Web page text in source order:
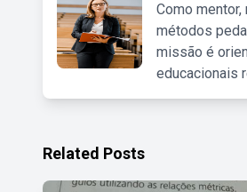
Como
métodos
missão é
educacionais
Related Posts